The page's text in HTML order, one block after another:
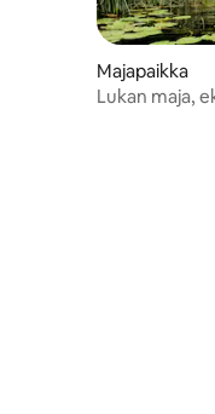
Majapaikka
Lukan maja,